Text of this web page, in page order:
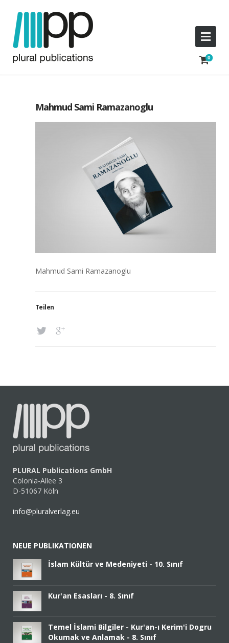
Mahmud Sami Ramazanoglu
Mahmud Sami Ramazanoglu
Teilen
PLURAL Publications GmbH
Colonia-Allee 3
D-51067 Köln
info@pluralverlag.eu
NEUE PUBLIKATIONEN
İslam Kültür ve Medeniyeti - 10. Sınıf
Kur'an Esasları - 8. Sınıf
Temel İslami Bilgiler - Kur'an-ı Kerim'i Dogru
Okumak ve Anlamak - 8. Sınıf